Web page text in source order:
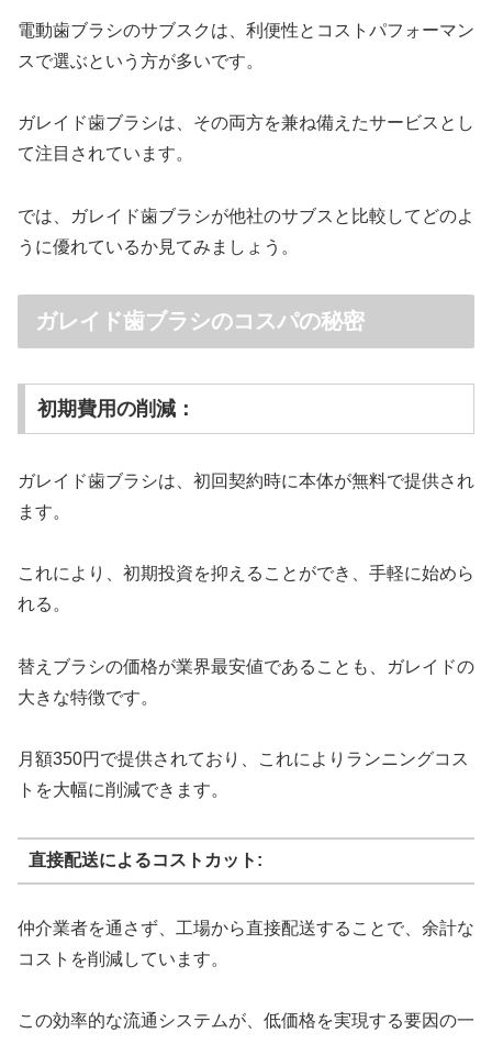
電動歯ブラシのサブスクは、利便性とコストパフォーマン
スで選ぶという方が多いです。
ガレイド歯ブラシは、その両方を兼ね備えたサービスとし
て注目されています。
では、ガレイド歯ブラシが他社のサブスと比較してどのよ
うに優れているか見てみましょう。
ガレイド歯ブラシのコスパの秘密
初期費用の削減：
ガレイド歯ブラシは、初回契約時に本体が無料で提供され
ます。
これにより、初期投資を抑えることができ、手軽に始めら
れる。
替えブラシの価格が業界最安値であることも、ガレイドの
大きな特徴です。
月額350円で提供されており、これによりランニングコス
トを大幅に削減できます。
直接配送によるコストカット:
仲介業者を通さず、工場から直接配送することで、余計な
コストを削減しています。
この効率的な流通システムが、低価格を実現する要因の一